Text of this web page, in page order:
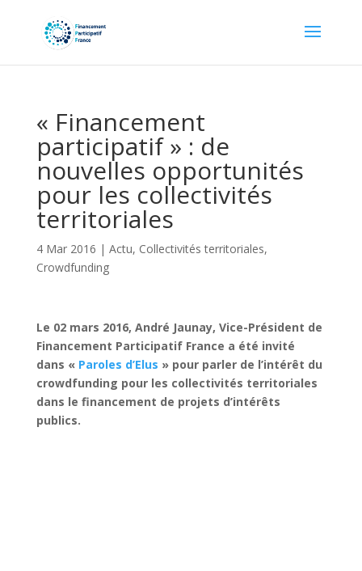
« Financement
participatif » : de
nouvelles opportunités
pour les collectivités
territoriales
4 Mar 2016 | Actu, Collectivités territoriales,
Crowdfunding
Le 02 mars 2016, André Jaunay, Vice-Président de
Financement Participatif France a été invité
dans « Paroles d’Elus » pour parler de l’intérêt du
crowdfunding pour les collectivités territoriales
dans le financement de projets d’intérêts
publics.